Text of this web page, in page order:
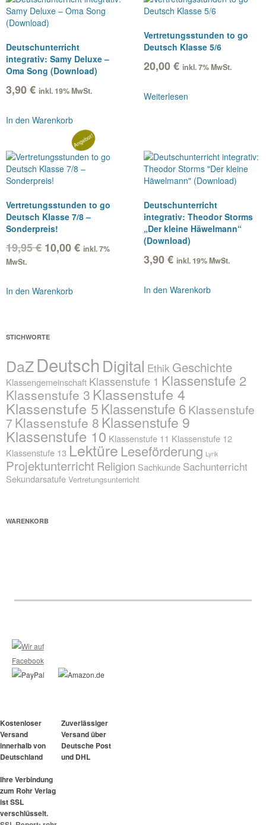
Deutschunterricht
integrativ: Samy Deluxe –
Oma Song (Download)
3,90€ inkl. 19% MwSt.
In den Warenkorb
Vertretungsstunden to go
Deutsch Klasse 5/6
20,00€ inkl. 7% MwSt.
Weiterlesen
Angebot!
Vertretungsstunden to go
Deutsch Klasse 7/8 –
Sonderpreis!
19,95€ Ursprünglicher
10,00€Aktueller
inkl. 7%
MwSt.
In den Warenkorb
Deutschunterricht
integrativ: Theodor Storms
„Der kleine Häwelmann“
(Download)
3,90€ inkl. 19% MwSt.
In den Warenkorb
STICHWORTE
DaZDeutschDigital Ethik Geschichte
Klassengemeinschaft Klassenstufe 1 Klassenstufe 2
Klassenstufe 3 Klassenstufe 4
Klassenstufe 5Klassenstufe 6Klassenstufe
7 Klassenstufe 8 Klassenstufe 9
Klassenstufe 10 Klassenstufe 11 Klassenstufe 12
Klassenstufe 13 LektüreLeseförderung Lyrik
Projektunterricht Religion Sachkunde Sachunterricht
Sekundarsatufe Vertretungsunterricht
WARENKORB
Kostenloser
Versand
innerhalb von
Deutschland
Ihre Verbindung
zum Rohr Verlag
ist SSL
verschlüsselt.
Zuverlässiger
Versand über
Deutsche Post
und DHL